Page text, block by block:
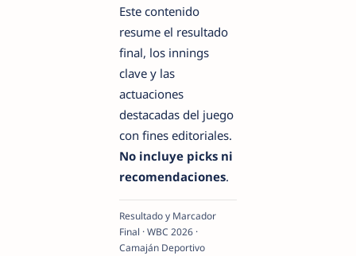
Este contenido
resume el resultado
final, los innings
clave y las
actuaciones
destacadas del juego
con fines editoriales.
No incluye picks ni
recomendaciones.
Resultado y Marcador
Final · WBC 2026 ·
Camaján Deportivo